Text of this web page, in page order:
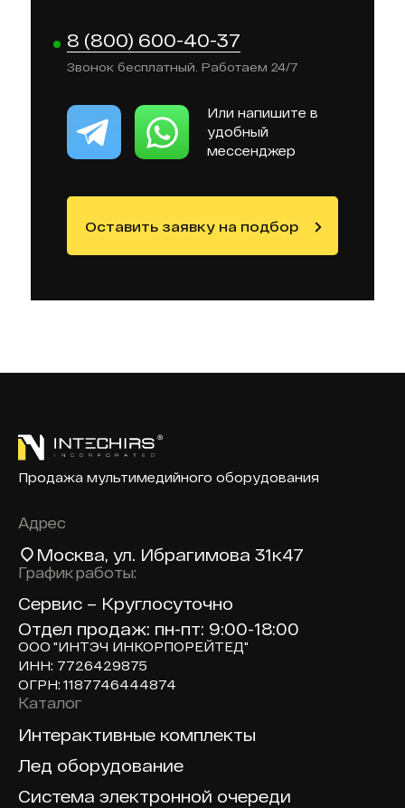
8 (800) 600-40-37
Звонок бесплатный. Работаем 24/7
Или напишите в
удобный
мессенджер
Оставить заявку на подбор
Продажа мультимедийного оборудования
Адрес
Москва, ул. Ибрагимова 31к47
График работы:
Сервис – Круглосуточно
Отдел продаж: пн-пт: 9:00-18:00
ООО "ИНТЭЧ ИНКОРПОРЕЙТЕД"
ИНН: 7726429875
ОГРН: 1187746444874
Доп навигация по сайту
Каталог
Интерактивные комплекты
Лед оборудование
Система электронной очереди